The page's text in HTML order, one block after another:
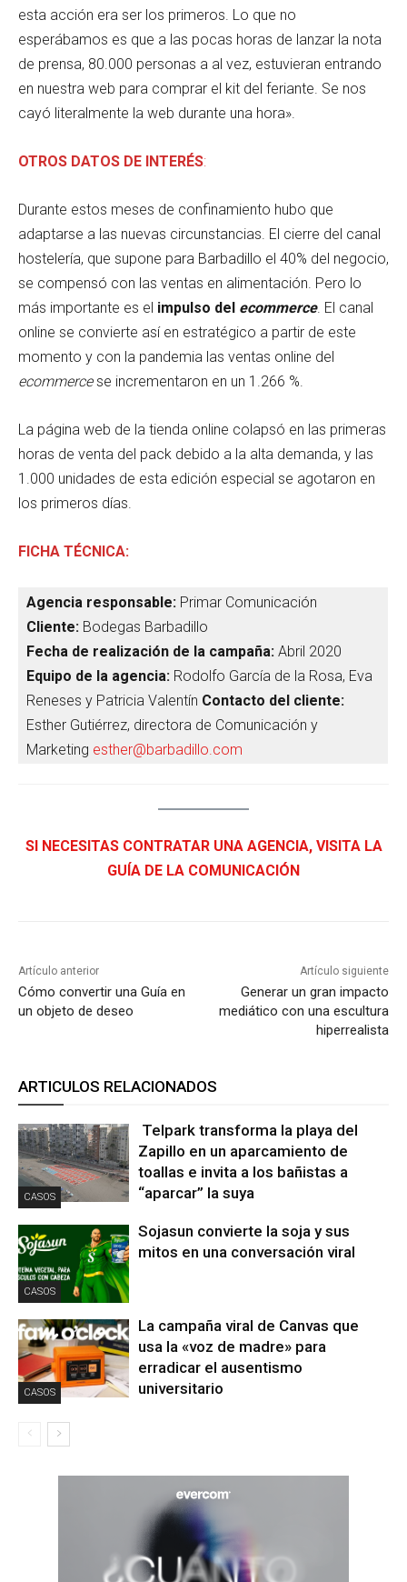
esta acción era ser los primeros. Lo que no
esperábamos es que a las pocas horas de lanzar la nota
de prensa, 80.000 personas a al vez, estuvieran entrando
en nuestra web para comprar el kit del feriante. Se nos
cayó literalmente la web durante una hora».
OTROS DATOS DE INTERÉS:
Durante estos meses de confinamiento hubo que
adaptarse a las nuevas circunstancias. El cierre del canal
hostelería, que supone para Barbadillo el 40% del negocio,
se compensó con las ventas en alimentación. Pero lo
más importante es el impulso del ecommerce. El canal
online se convierte así en estratégico a partir de este
momento y con la pandemia las ventas online del
ecommercese incrementaron en un 1.266 %.
La página web de la tienda online colapsó en las primeras
horas de venta del pack debido a la alta demanda, y las
1.000 unidades de esta edición especial se agotaron en
los primeros días.
FICHA TÉCNICA:
Agencia responsable: Primar Comunicación
Cliente: Bodegas Barbadillo
Fecha de realización de la campaña: Abril 2020
Equipo de la agencia: Rodolfo García de la Rosa, Eva
Reneses y Patricia Valentín Contacto del cliente:
Esther Gutiérrez, directora de Comunicación y
Marketing esther@barbadillo.com
SI NECESITAS CONTRATAR UNA AGENCIA, VISITA LA
GUÍA DE LA COMUNICACIÓN
Artículo anterior
Cómo convertir una Guía en
un objeto de deseo
Artículo siguiente
Generar un gran impacto
mediático con una escultura
hiperrealista
ARTICULOS RELACIONADOS
CASOS
Telpark transforma la playa del
Zapillo en un aparcamiento de
toallas e invita a los bañistas a
“aparcar” la suya
CASOS
Sojasun convierte la soja y sus
mitos en una conversación viral
CASOS
La campaña viral de Canvas que
usa la «voz de madre» para
erradicar el ausentismo
universitario